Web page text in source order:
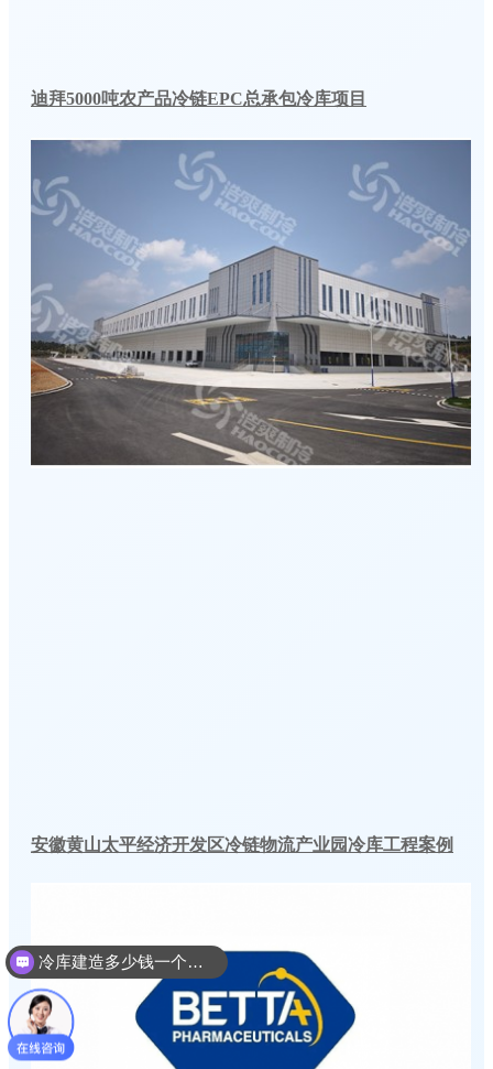
迪拜5000吨农产品冷链EPC总承包冷库项目
安徽黄山太平经济开发区冷链物流产业园冷库工程案例
冷库建造多少钱一个平方